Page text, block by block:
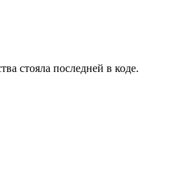
стояла последней в коде.